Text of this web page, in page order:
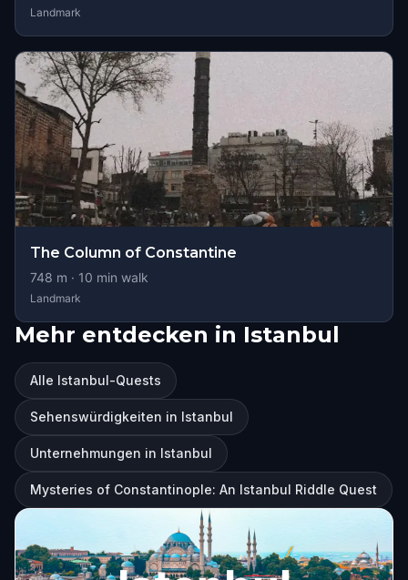
Landmark
The Column of Constantine
748 m · 10 min walk
Landmark
Mehr entdecken in Istanbul
Alle Istanbul-Quests
Sehenswürdigkeiten in Istanbul
Unternehmungen in Istanbul
Mysteries of Constantinople: An Istanbul Riddle Quest